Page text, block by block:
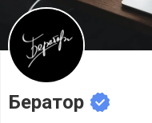
Бератор